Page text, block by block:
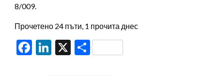
8/009.
Прочетено 24 пъти, 1 прочита днес
Facebook
LinkedIn
X Share